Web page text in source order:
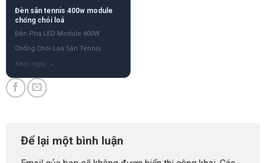
Đèn sân tennis 400w module
chống chói loá
Đèn Pha LED Module 400W
Chống Chói Loá Sân Tennis
Để lại một bình luận